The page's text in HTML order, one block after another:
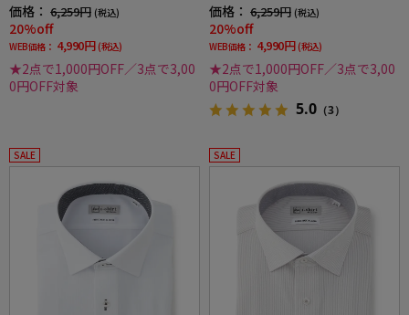
トレッチ防汚効果吸汗速乾ワイシャツ春夏
価格： 6,259円 (税込)
20%off
WEB価格： 4,990円 (税込)
★2点で1,000円OFF／3点で3,00
0円OFF対象
トレッチ防汚効果吸汗速乾ワイシャツ春夏
価格： 6,259円 (税込)
20%off
WEB価格： 4,990円 (税込)
★2点で1,000円OFF／3点で3,00
0円OFF対象
5.0 （3）
SALE SALE